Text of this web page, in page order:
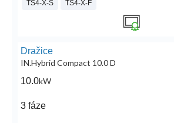
TS4-X-S TS4-X-F
Dražice
IN.Hybrid Compact 10.0 D
10.0kW
3 fáze